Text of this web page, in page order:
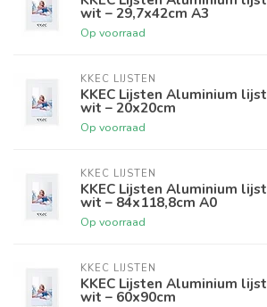
wit – 29,7x42cm A3
Op voorraad
KKEC LIJSTEN
KKEC Lijsten Aluminium lijst
wit – 20x20cm
Op voorraad
KKEC LIJSTEN
KKEC Lijsten Aluminium lijst
wit – 84x118,8cm A0
Op voorraad
KKEC LIJSTEN
KKEC Lijsten Aluminium lijst
wit – 60x90cm